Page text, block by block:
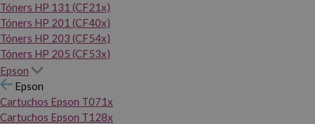
Tóners HP 131 (CF21x)
Tóners HP 201 (CF40x)
Tóners HP 203 (CF54x)
Tóners HP 205 (CF53x)
Epson
Epson
Cartuchos Epson T071x
Cartuchos Epson T128x